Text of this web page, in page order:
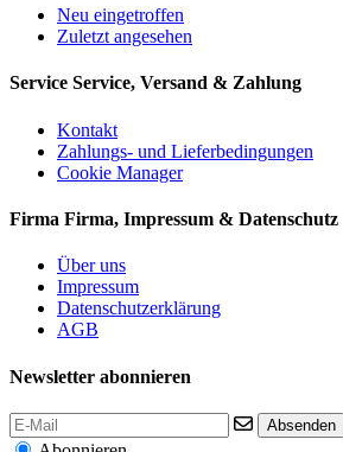
Neu eingetroffen
Zuletzt angesehen
Service Service, Versand & Zahlung
Kontakt
Zahlungs- und Lieferbedingungen
Cookie Manager
Firma Firma, Impressum & Datenschutz
Über uns
Impressum
Datenschutzerklärung
AGB
Newsletter abonnieren
Absenden